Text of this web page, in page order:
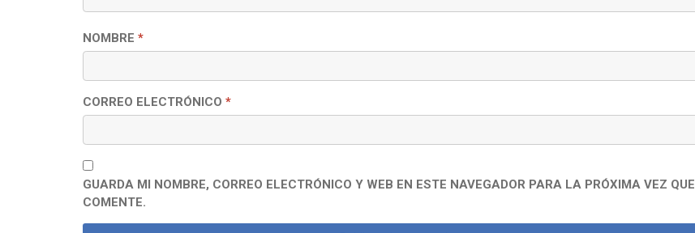
NOMBRE *
CORREO ELECTRÓNICO *
GUARDA MI NOMBRE, CORREO ELECTRÓNICO Y WEB EN ESTE NAVEGADOR PARA LA PRÓXIMA VEZ QUE
COMENTE.